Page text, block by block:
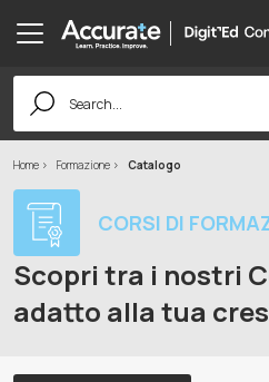
Search
for:
Home Formazione Catalogo
CORSI DI
Scopri tra i nostri
adatto alla tua